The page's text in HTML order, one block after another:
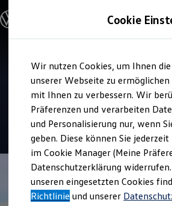
Hauptinhalt
springen
Footer
springen
Modelle und Konfigurator
Modelle vergleichen
Elektroautos
ENERGY Sondermodelle
Nutzfahrzeuge
SUV und CUV
Familienautos
Kombis
Kompaktwagen
Sportwagen
Schnell verfügbare Fahrzeuge
Angebote und Produkte
Aktuelle Angebote
E-Auto-Förderung
Volkswagen Marktplatz
Service
Autohaus Isensee
Oebisfelde
4.8|185
Cookie
Wir nutzen Cookies, um Ihnen
unserer Webseite zu
mit Ihnen zu verbessern. Wir
Präferenzen und verarbeiten
und Personalisierung nur, wenn
geben. Diese können Sie
im Cookie Manager (Meine
Datenschutzerklärung
unseren eingesetzten Cookies
Richtlinie und unserer